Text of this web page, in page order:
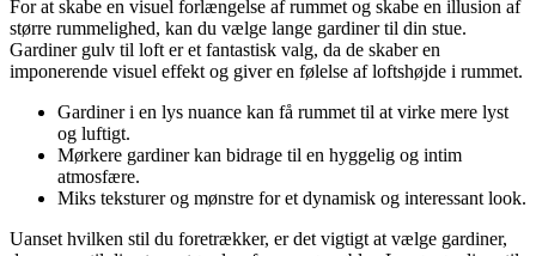
For at skabe en visuel forlængelse af rummet og skabe en illusion af
større rummelighed, kan du vælge lange gardiner til din stue.
Gardiner gulv til loft er et fantastisk valg, da de skaber en
imponerende visuel effekt og giver en følelse af loftshøjde i rummet.
Gardiner i en lys nuance kan få rummet til at virke mere lyst
og luftigt.
Mørkere gardiner kan bidrage til en hyggelig og intim
atmosfære.
Miks teksturer og mønstre for et dynamisk og interessant look.
Uanset hvilken stil du foretrækker, er det vigtigt at vælge gardiner,